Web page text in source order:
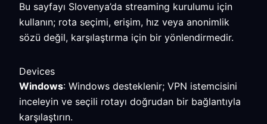
Bu sayfayı Slovenya’da streaming kurulumu için
kullanın; rota seçimi, erişim, hız veya anonimlik
sözü değil, karşılaştırma için bir yönlendirmedir.
Devices
Windows: Windows desteklenir; VPN istemcisini
inceleyin ve seçili rotayı doğrudan bir bağlantıyla
karşılaştırın.